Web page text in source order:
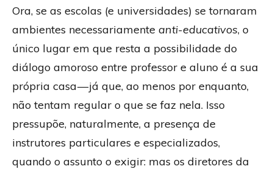
Ora, se as escolas (e universidades) se tornaram
ambientes necessariamente anti-educativos, o
único lugar em que resta a possibilidade do
diálogo amoroso entre professor e aluno é a sua
própria casa — já que, ao menos por enquanto,
não tentam regular o que se faz nela. Isso
pressupõe, naturalmente, a presença de
instrutores particulares e especializados,
quando o assunto o exigir: mas os diretores da